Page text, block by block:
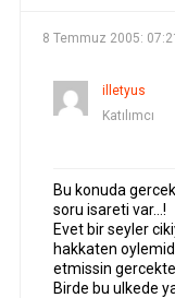
8 Temmuz 2005: 07:21
illetyus
Katılımcı
Bu konuda
soru isareti var…!
Evet bir seyler
hakkaten
etmissin
Birde bu ulkede